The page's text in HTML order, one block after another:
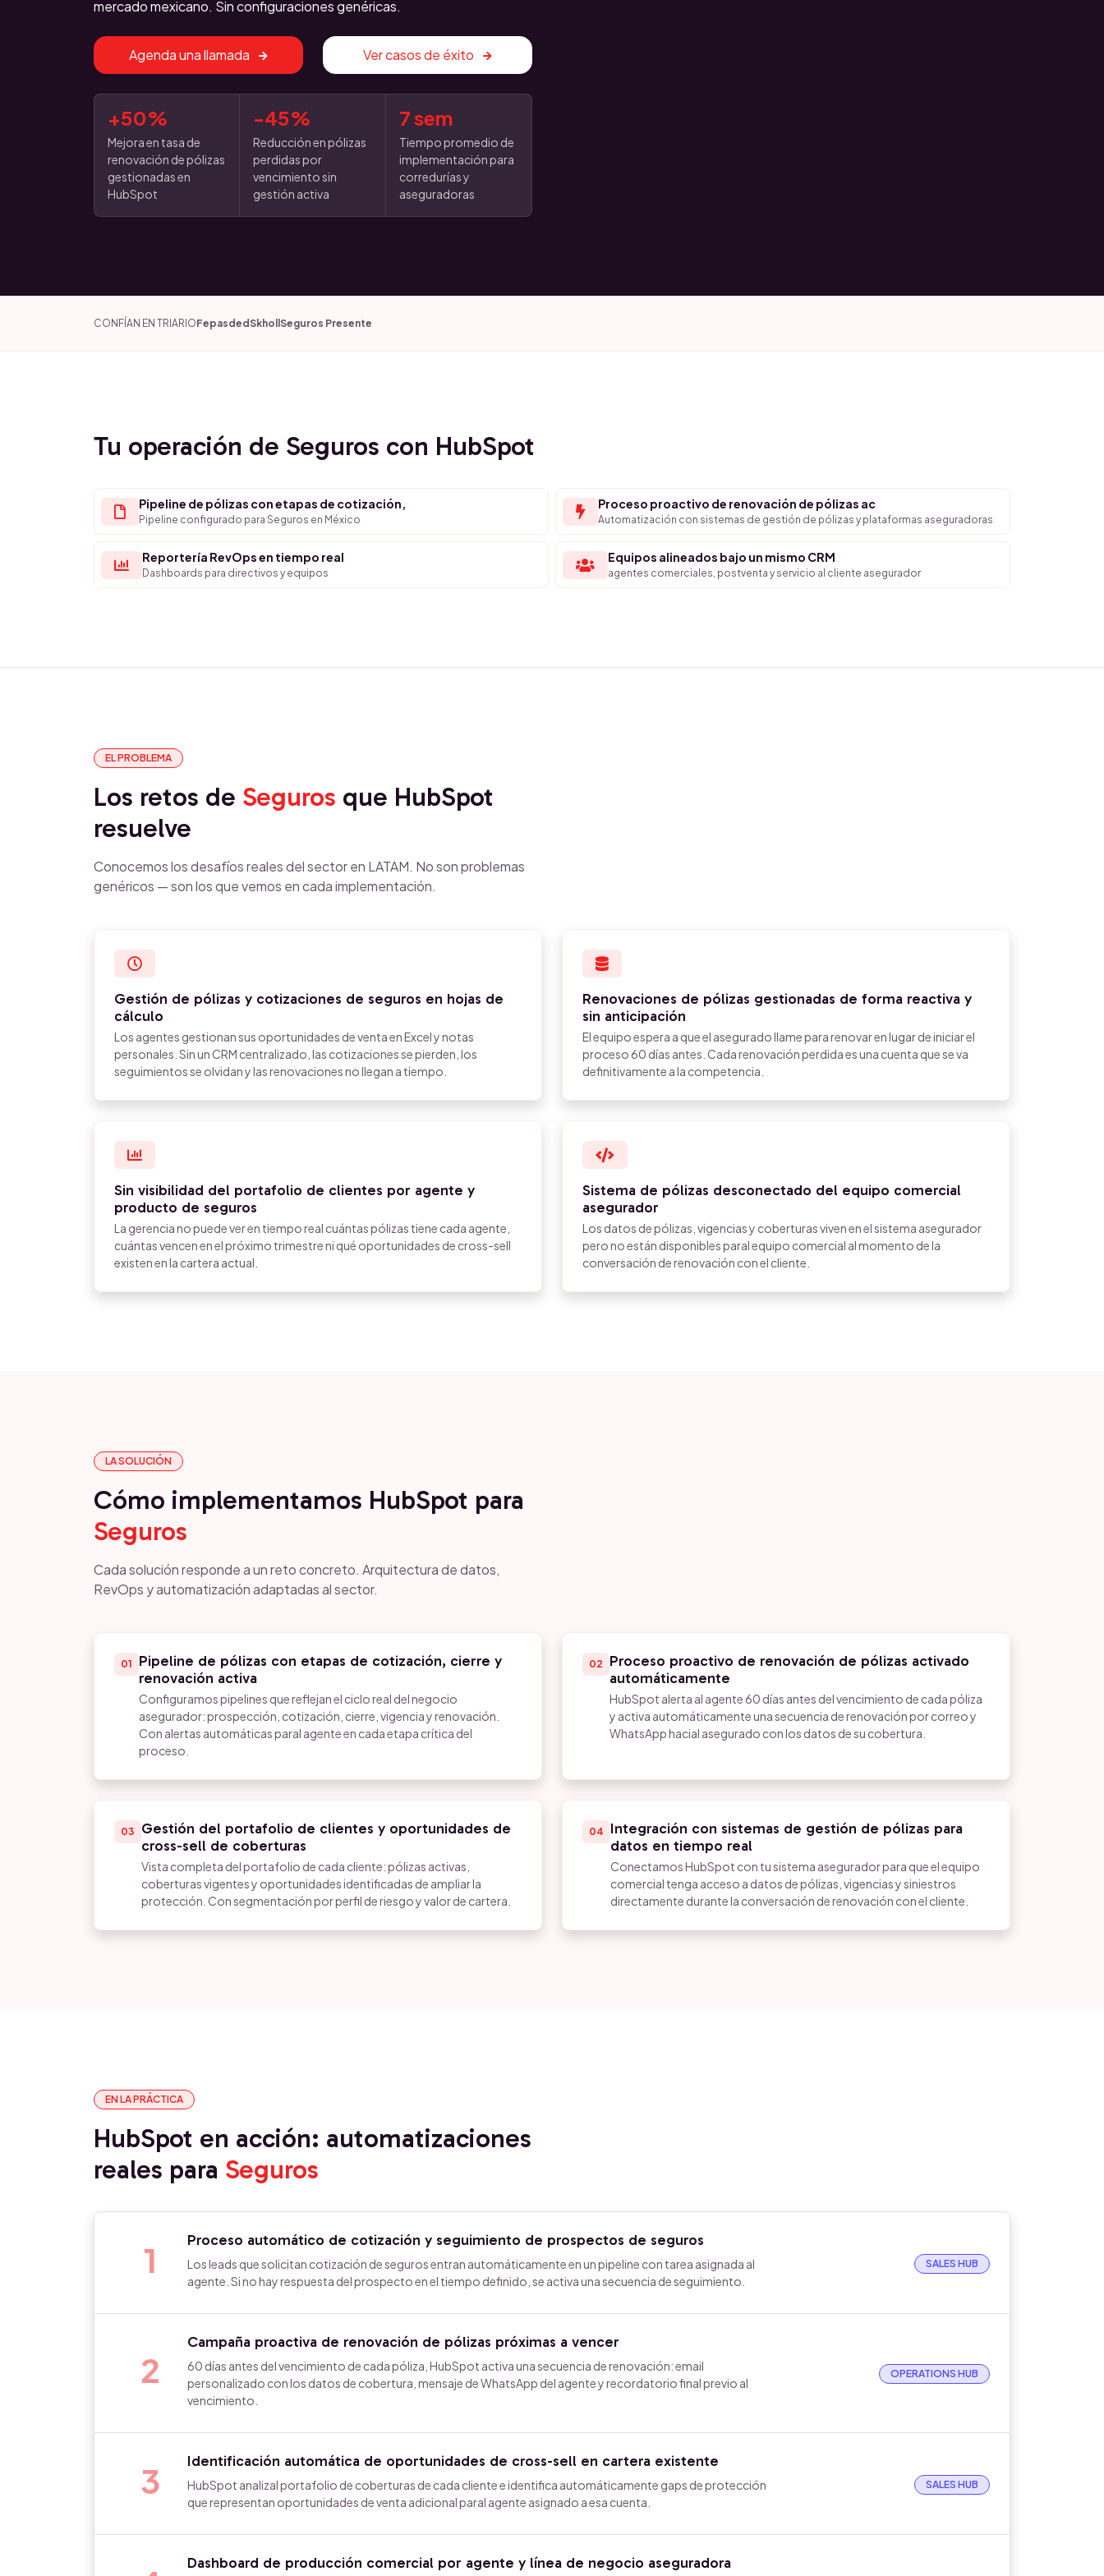
mercado mexicano. Sin configuraciones genéricas.
Agenda una llamada Ver casos de éxito
+50%
Mejora en tasa de
renovación de pólizas
gestionadas en
HubSpot
-45%
Reducción en pólizas
perdidas por
vencimiento sin
gestión activa
7 sem
Tiempo promedio de
implementación para
corredurías y
aseguradoras
CONFÍAN EN TRIARIOFepasded Skholl Seguros Presente
Tu operación de Seguros con HubSpot
Pipeline de pólizas con etapas de cotización,
Pipeline configurado para Seguros en México
Proceso proactivo de renovación de pólizas ac
Automatización con sistemas de gestión de pólizas y plataformas aseguradoras
Reportería RevOps en tiempo real
Dashboards para directivos y equipos
Equipos alineados bajo un mismo CRM
agentes comerciales, postventa y servicio al cliente asegurador
EL PROBLEMA
Los retos de Seguros que HubSpot
resuelve
Conocemos los desafíos reales del sector en LATAM. No son problemas
genéricos — son los que vemos en cada implementación.
Gestión de pólizas y cotizaciones de seguros en hojas de
cálculo
Los agentes gestionan sus oportunidades de venta en Excel y notas
personales. Sin un CRM centralizado, las cotizaciones se pierden, los
seguimientos se olvidan y las renovaciones no llegan a tiempo.
Renovaciones de pólizas gestionadas de forma reactiva y
sin anticipación
El equipo espera a que el asegurado llame para renovar en lugar de iniciar el
proceso 60 días antes. Cada renovación perdida es una cuenta que se va
definitivamente a la competencia.
Sin visibilidad del portafolio de clientes por agente y
producto de seguros
La gerencia no puede ver en tiempo real cuántas pólizas tiene cada agente,
cuántas vencen en el próximo trimestre ni qué oportunidades de cross-sell
existen en la cartera actual.
Sistema de pólizas desconectado del equipo comercial
asegurador
Los datos de pólizas, vigencias y coberturas viven en el sistema asegurador
pero no están disponibles paral equipo comercial al momento de la
conversación de renovación con el cliente.
LA SOLUCIÓN
Cómo implementamos HubSpot para
Seguros
Cada solución responde a un reto concreto. Arquitectura de datos,
RevOps y automatización adaptadas al sector.
01
Pipeline de pólizas con etapas de cotización, cierre y
renovación activa
Configuramos pipelines que reflejan el ciclo real del negocio
asegurador: prospección, cotización, cierre, vigencia y renovación.
Con alertas automáticas paral agente en cada etapa crítica del
proceso.
02
Proceso proactivo de renovación de pólizas activado
automáticamente
HubSpot alerta al agente 60 días antes del vencimiento de cada póliza
y activa automáticamente una secuencia de renovación por correo y
WhatsApp hacial asegurado con los datos de su cobertura.
03
Gestión del portafolio de clientes y oportunidades de
cross-sell de coberturas
Vista completa del portafolio de cada cliente: pólizas activas,
coberturas vigentes y oportunidades identificadas de ampliar la
protección. Con segmentación por perfil de riesgo y valor de cartera.
04
Integración con sistemas de gestión de pólizas para
datos en tiempo real
Conectamos HubSpot con tu sistema asegurador para que el equipo
comercial tenga acceso a datos de pólizas, vigencias y siniestros
directamente durante la conversación de renovación con el cliente.
EN LA PRÁCTICA
HubSpot en acción: automatizaciones
reales para Seguros
1 Proceso automático de cotización y seguimiento de prospectos de seguros
Los leads que solicitan cotización de seguros entran automáticamente en un pipeline con tarea asignada al
agente. Si no hay respuesta del prospecto en el tiempo definido, se activa una secuencia de seguimiento.
SALES HUB
2
Campaña proactiva de renovación de pólizas próximas a vencer
60 días antes del vencimiento de cada póliza, HubSpot activa una secuencia de renovación: email
personalizado con los datos de cobertura, mensaje de WhatsApp del agente y recordatorio final previo al
vencimiento.
OPERATIONS HUB
3 Identificación automática de oportunidades de cross-sell en cartera existente
HubSpot analizal portafolio de coberturas de cada cliente e identifica automáticamente gaps de protección
que representan oportunidades de venta adicional paral agente asignado a esa cuenta.
SALES HUB
Dashboard de producción comercial por agente y línea de negocio aseguradora